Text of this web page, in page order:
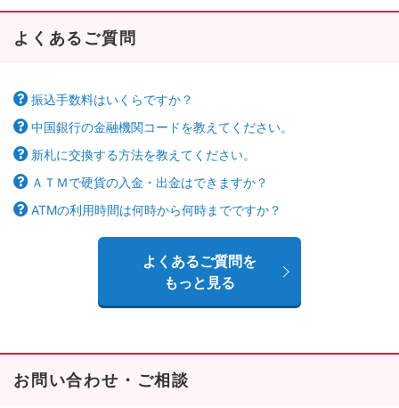
よくあるご質問
振込手数料はいくらですか？
中国銀行の金融機関コードを教えてください。
新札に交換する方法を教えてください。
ＡＴＭで硬貨の入金・出金はできますか？
ATMの利用時間は何時から何時までですか？
よくあるご質問を
もっと見る
お問い合わせ・ご相談